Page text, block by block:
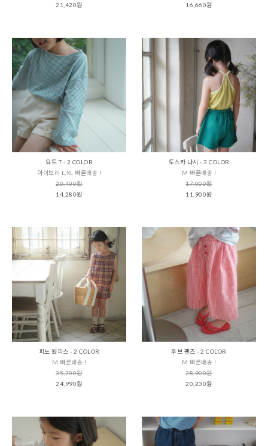
21,420원
16,660원
요트 T - 2 COLOR
아이보리 L,XL 빠른배송 !
20,400원
14,280원
토스카 나시 - 3 COLOR
M 빠른배송 !
17,000원
11,900원
피노 원피스 - 2 COLOR
M 빠른배송 !
35,700원
24,990원
루브 팬츠 - 2 COLOR
M 빠른배송 !
28,900원
20,230원